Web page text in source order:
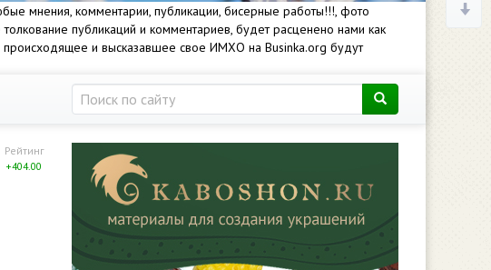
мнения, комментарии, публикации, бисерные работы!!!, фото
публикаций и комментариев, будет расценено нами как
происходящее и высказавшее свое ИМХО на Businka.org будут
Рейтинг
+404.00